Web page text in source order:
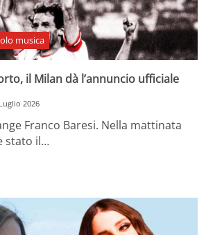
musica
il Milan dà l’annuncio ufficiale
2026
Franco Baresi. Nella mattinata
stato il…